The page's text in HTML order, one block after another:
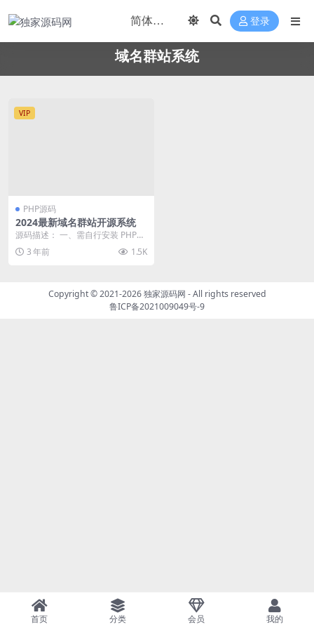
登录
域名群站系统
VIP
PHP源码
2024最新域名群站开源系统
源码描述： 一、需自行安装 PHP、
MYSQL 服务器环境 二、务必配置
伪静态规...
3 年前 1.5K
Copyright © 2021-2026独家源码网 - All rights reserved
鲁ICP备2021009049号-9
首页 分类 会员 我的